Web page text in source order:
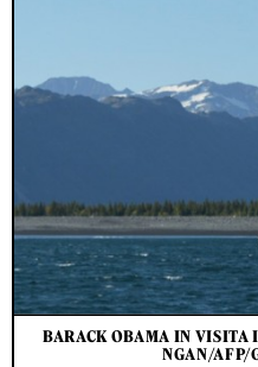
BARACK OBAMA IN
NGAN/AFP/